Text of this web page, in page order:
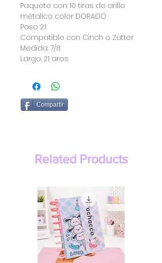
Paquete con 10 tiras de arillo
métalico color DORADO
Paso 2:1
Compatible con Cinch o Zutter
Medida: 7/8
Largo: 21 aros
Compartir
Related Products